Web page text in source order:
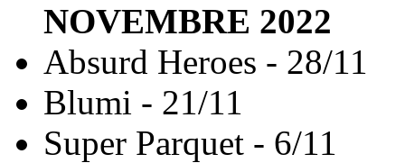
NOVEMBRE 2022
Absurd Heroes - 28/11
Blumi - 21/11
Super Parquet - 6/11